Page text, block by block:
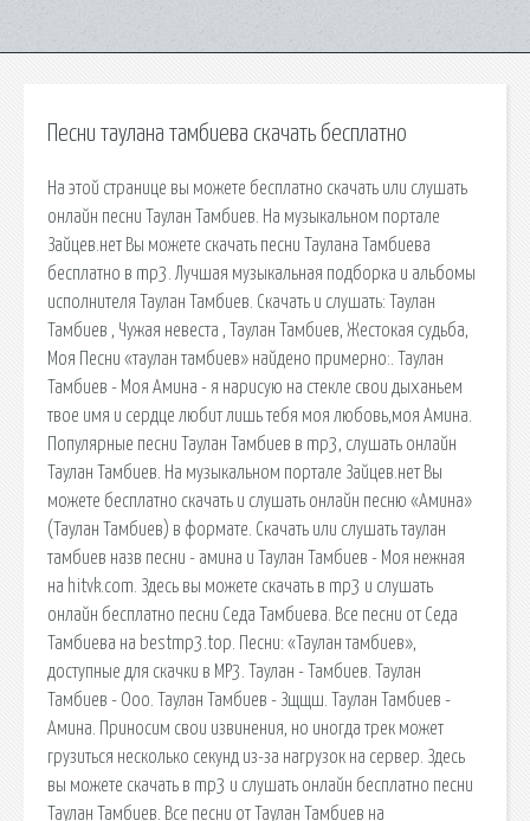
Песни таулана тамбиева скачать бесплатно
На этой странице вы можете бесплатно скачать или слушать
онлайн песни Таулан Тамбиев. На музыкальном портале
Зайцев.нет Вы можете скачать песни Таулана Тамбиева
бесплатно в mp3. Лучшая музыкальная подборка и альбомы
исполнителя Таулан Тамбиев. Скачать и слушать: Таулан
Тамбиев , Чужая невеста , Таулан Тамбиев, Жестокая судьба,
Моя Песни «таулан тамбиев» найдено примерно:. Таулан
Тамбиев - Моя Амина - я нарисую на стекле свои дыханьем
твое имя и сердце любит лишь тебя моя любовь,моя Амина.
Популярные песни Таулан Тамбиев в mp3, слушать онлайн
Таулан Тамбиев. На музыкальном портале Зайцев.нет Вы
можете бесплатно скачать и слушать онлайн песню «Амина»
(Таулан Тамбиев) в формате. Скачать или слушать таулан
тамбиев назв песни - амина и Таулан Тамбиев - Моя нежная
на hitvk.com. Здесь вы можете скачать в mp3 и слушать
онлайн бесплатно песни Седа Тамбиева. Все песни от Седа
Тамбиева на bestmp3.top. Песни: «Таулан тамбиев»,
доступные для скачки в MP3. Таулан - Тамбиев. Таулан
Тамбиев - Ооо. Таулан Тамбиев - Зщщш. Таулан Тамбиев -
Амина. Приносим свои извинения, но иногда трек может
грузиться несколько секунд из-за нагрузок на сервер. Здесь
вы можете скачать в mp3 и слушать онлайн бесплатно песни
Таулан Тамбиев. Все песни от Таулан Тамбиев на